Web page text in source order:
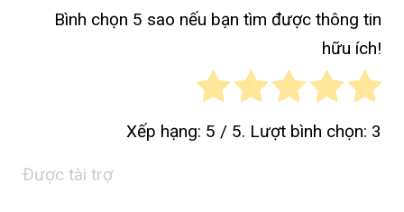
Bình chọn 5 sao nếu bạn tìm được thông tin
hữu ích!
Xếp hạng: 5 / 5. Lượt bình chọn: 3
Được tài trợ